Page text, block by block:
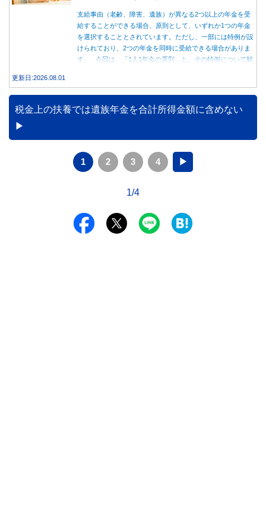
支給事由（老齢、障害、遺族）が異なる2つ以上の年金を受
給することができる場合、原則として、いずれか1つの年金
を選択することとされています。ただし、一部には特例が設
けられており、2つの年金を同時に受給できる場合がありま
す。 今回は、「1人1年金の原則」と、その特例について解
更新日:2026.08.01
税金上の扶養では遺族年金を合計所得金額に含めない
1 2 3 4 ▶
1/4